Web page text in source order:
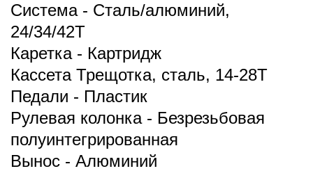
Система - Сталь/алюминий,
24/34/42Т
Каретка - Картридж
Кассета Трещотка, сталь, 14-28Т
Педали - Пластик
Рулевая колонка - Безрезьбовая
полуинтегрированная
Вынос - Алюминий